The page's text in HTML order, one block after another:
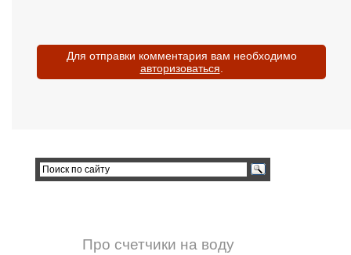
Для отправки комментария вам необходимо
авторизоваться
Про счетчики на воду